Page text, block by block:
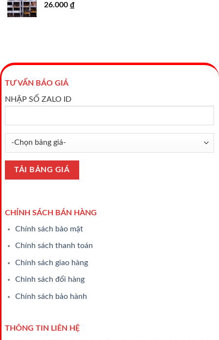
26.000 ₫
TƯ VẤN BÁO GIÁ
NHẬP SỐ ZALO ID
CHÍNH SÁCH BÁN HÀNG
Chính sách bảo mật
Chính sách thanh toán
Chính sách giao hàng
Chinh sách đổi hàng
Chính sách bảo hành
THÔNG TIN LIÊN HỆ